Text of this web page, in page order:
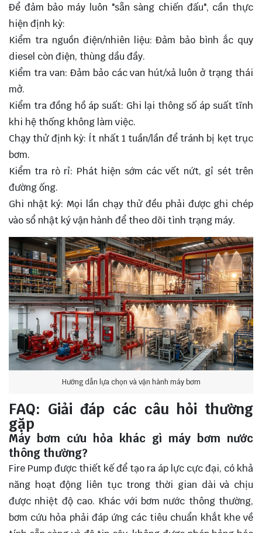
Để đảm bảo máy luôn "sẵn sàng chiến đấu", cần thực
hiện định kỳ:
Kiểm tra nguồn điện/nhiên liệu: Đảm bảo bình ắc quy
diesel còn điện, thùng dầu đầy.
Kiểm tra van: Đảm bảo các van hút/xả luôn ở trạng thái
mở.
Kiểm tra đồng hồ áp suất: Ghi lại thông số áp suất tĩnh
khi hệ thống không làm việc.
Chạy thử định kỳ: Ít nhất 1 tuần/lần để tránh bị kẹt trục
bơm.
Kiểm tra rò rỉ: Phát hiện sớm các vết nứt, gỉ sét trên
đường ống.
Ghi nhật ký: Mọi lần chạy thử đều phải được ghi chép
vào sổ nhật ký vận hành để theo dõi tình trạng máy.
Hướng dẫn lựa chọn và vận hành máy bơm
FAQ: Giải đáp các câu hỏi thường
gặp
Máy bơm cứu hỏa khác gì máy bơm nước
thông thường?
Fire Pump được thiết kế để tạo ra áp lực cực đại, có khả
năng hoạt động liên tục trong thời gian dài và chịu
được nhiệt độ cao. Khác với bơm nước thông thường,
bơm cứu hỏa phải đáp ứng các tiêu chuẩn khắt khe về